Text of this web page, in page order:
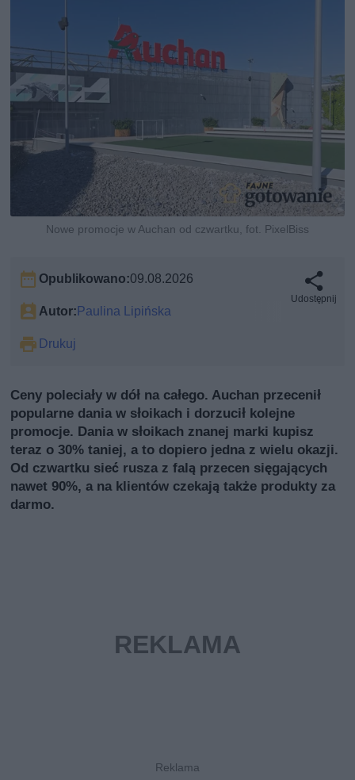
Nowe promocje w Auchan od czwartku, fot. PixelBiss
Opublikowano:09.08.2026
Autor: Paulina Lipińska
Drukuj
Udostępnij
Ceny poleciały w dół na całego. Auchan przecenił
popularne dania w słoikach i dorzucił kolejne
promocje. Dania w słoikach znanej marki kupisz
teraz o 30% taniej, a to dopiero jedna z wielu okazji.
Od czwartku sieć rusza z falą przecen sięgających
nawet 90%, a na klientów czekają także produkty za
darmo.